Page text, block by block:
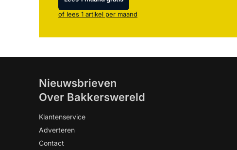
of lees 1 artikel per maand
Nieuwsbrieven
Over Bakkerswereld
Klantenservice
Adverteren
Contact